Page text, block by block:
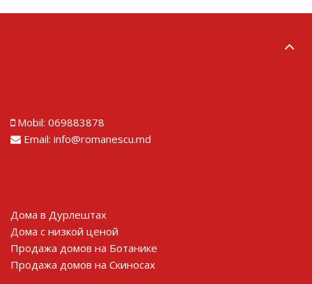
Mobil: 069883878
Email: info@romanescu.md
Дома в Дурлештах
Дома с низкой ценой
Продажа домов на Ботанике
Продажа домов на Скиносах